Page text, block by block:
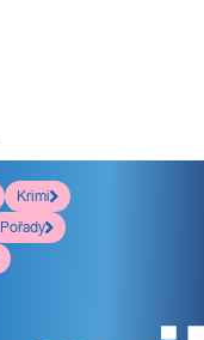
Krimi
Pořady